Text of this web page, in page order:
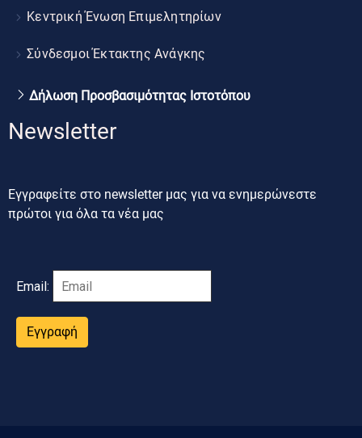
Κεντρική Ένωση Επιμελητηρίων
Σύνδεσμοι Έκτακτης Ανάγκης
Δήλωση Προσβασιμότητας Ιστοτόπου
Newsletter
Εγγραφείτε στο newsletter μας για να ενημερώνεστε
πρώτοι για όλα τα νέα μας
Email:
Εγγραφή